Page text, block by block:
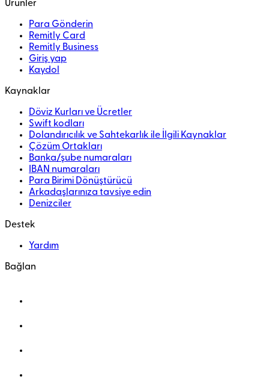
Ürünler
Para Gönderin
Remitly Card
Remitly Business
Giriş yap
Kaydol
Kaynaklar
Döviz Kurları ve Ücretler
Swift kodları
Dolandırıcılık ve Sahtekarlık ile İlgili Kaynaklar
Çözüm Ortakları
Banka/şube numaraları
IBAN numaraları
Para Birimi Dönüştürücü
Arkadaşlarınıza tavsiye edin
Denizciler
Destek
Yardım
Bağlan